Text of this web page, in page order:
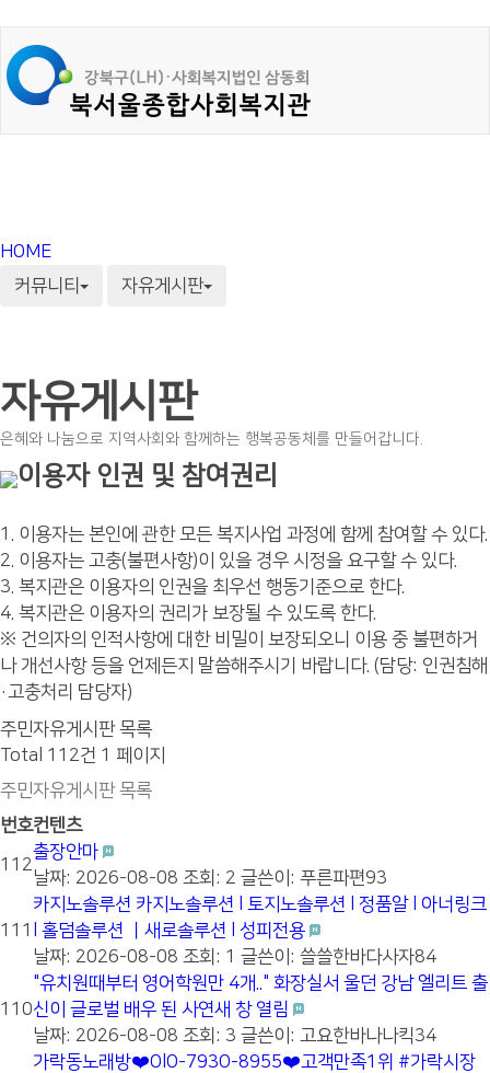
HOME
커뮤니티
자유게시판
자유게시판
은혜와 나눔으로 지역사회와 함께하는 행복공동체를 만들어갑니다.
이용자 인권 및 참여권리
1. 이용자는 본인에 관한 모든 복지사업 과정에 함께 참여할 수 있다.
2. 이용자는 고충(불편사항)이 있을 경우 시정을 요구할 수 있다.
3. 복지관은 이용자의 인권을 최우선 행동기준으로 한다.
4. 복지관은 이용자의 권리가 보장될 수 있도록 한다.
※ 건의자의 인적사항에 대한 비밀이 보장되오니 이용 중 불편하거
나 개선사항 등을 언제든지 말씀해주시기 바랍니다. (담당: 인권침해
·고충처리 담당자)
주민자유게시판 목록
Total 112건 1 페이지
주민자유게시판 목록
번호컨텐츠
112
출장안마
날짜: 2026-08-08 조회: 2 글쓴이: 푸른파편93
111
카지노솔루션 카지노솔루션 l 토지노솔루션 l 정품알 l 아너링크
l 홀덤솔루션 ㅣ새로솔루션 l 성피전용
날짜: 2026-08-08 조회: 1 글쓴이: 쓸쓸한바다사자84
110
"유치원때부터 영어학원만 4개.." 화장실서 울던 강남 엘리트 출
신이 글로벌 배우 된 사연새 창 열림
날짜: 2026-08-08 조회: 3 글쓴이: 고요한바나나킥34
가락동노래방❤️OlO-793O-8955❤️고객만족1위 #가락시장